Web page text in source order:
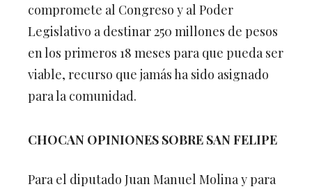
compromete al Congreso y al Poder
Legislativo a destinar 250 millones de pesos
en los primeros 18 meses para que pueda ser
viable, recurso que jamás ha sido asignado
para la comunidad.
CHOCAN OPINIONES SOBRE SAN FELIPE
Para el diputado Juan Manuel Molina y para